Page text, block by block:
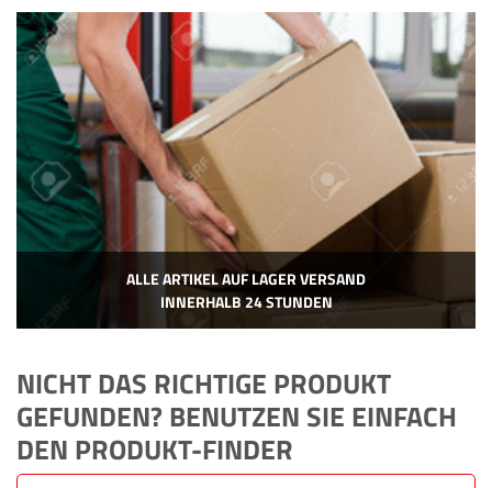
ALLE ARTIKEL AUF LAGER VERSAND
INNERHALB 24 STUNDEN
NICHT DAS RICHTIGE PRODUKT
GEFUNDEN? BENUTZEN SIE EINFACH
DEN PRODUKT-FINDER